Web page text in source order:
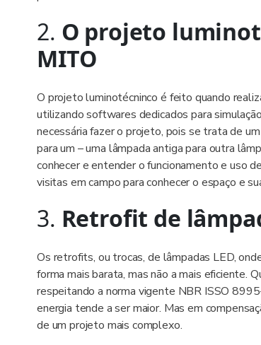
2. O projeto
MITO
O projeto luminotécninco é feito quando
utilizando softwares dedicados para
necessária fazer o projeto, pois se trata de
para um – uma lâmpada antiga para outra
conhecer e entender o funcionamento e uso
visitas em campo para conhecer o espaço e
3. Retrofit de
Os retrofits, ou trocas, de lâmpadas LED,
forma mais barata, mas não a mais eficiente.
respeitando a norma vigente NBR ISSO
energia tende a ser maior. Mas em
de um projeto mais complexo.